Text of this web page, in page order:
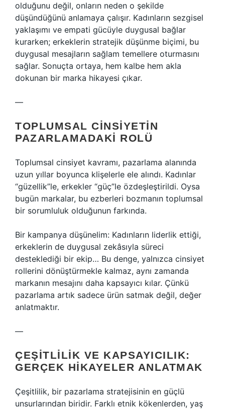
olduğunu değil, onların neden o şekilde
düşündüğünü anlamaya çalışır. Kadınların sezgisel
yaklaşımı ve empati gücüyle duygusal bağlar
kurarken; erkeklerin stratejik düşünme biçimi, bu
duygusal mesajların sağlam temellere oturmasını
sağlar. Sonuçta ortaya, hem kalbe hem akla
dokunan bir marka hikayesi çıkar.
—
TOPLUMSAL CINSIYETIN
PAZARLAMADAKI ROLÜ
Toplumsal cinsiyet kavramı, pazarlama alanında
uzun yıllar boyunca klişelerle ele alındı. Kadınlar
“güzellik”le, erkekler “güç”le özdeşleştirildi. Oysa
bugün markalar, bu ezberleri bozmanın toplumsal
bir sorumluluk olduğunun farkında.
Bir kampanya düşünelim: Kadınların liderlik ettiği,
erkeklerin de duygusal zekâsıyla süreci
desteklediği bir ekip… Bu denge, yalnızca cinsiyet
rollerini dönüştürmekle kalmaz, aynı zamanda
markanın mesajını daha kapsayıcı kılar. Çünkü
pazarlama artık sadece ürün satmak değil, değer
anlatmaktır.
—
ÇEŞITLILIK VE KAPSAYICILIK:
GERÇEK HIKAYELER ANLATMAK
Çeşitlilik, bir pazarlama stratejisinin en güçlü
unsurlarından biridir. Farklı etnik kökenlerden, yaş